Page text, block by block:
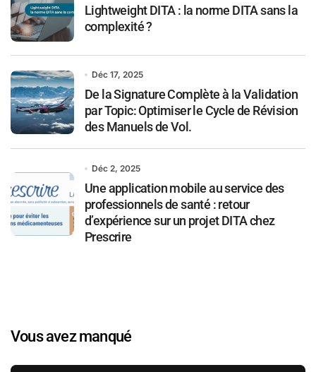
Lightweight DITA : la norme DITA sans la
complexité ?
Déc 17, 2025
De la Signature Complète à la Validation
par Topic: Optimiser le Cycle de Révision
des Manuels de Vol.
Déc 2, 2025
Une application mobile au service des
professionnels de santé : retour
d’expérience sur un projet DITA chez
Prescrire
Vous avez manqué